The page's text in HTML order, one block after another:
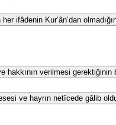
ifâdenin Kur’ân’dan
hakkının verilmesi gerektiğinin
ve hayrın netîcede gālib